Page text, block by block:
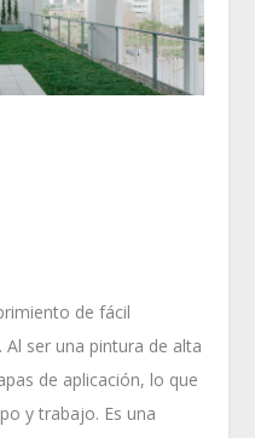
de fácil
ser una pintura de alta
de aplicación, lo que
y trabajo. Es una